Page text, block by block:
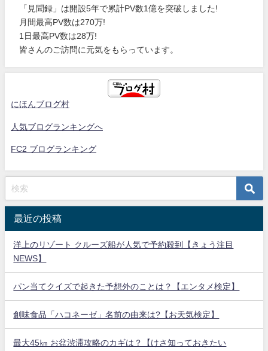
「見聞録」は開設5年で累計PV数1億を突破しました!
月間最高PV数は270万!
1日最高PV数は28万!
皆さんのご訪問に元気をもらっています。
にほんブログ村
人気ブログランキングへ
FC2 ブログランキング
最近の投稿
洋上のリゾート クルーズ船が人気で予約殺到【きょう注目
NEWS】
パン当てクイズで起きた予想外のことは？【エンタメ検定】
創味食品「ハコネーゼ」名前の由来は?【お天気検定】
最大45㎞ お盆渋滞攻略のカギは？【けさ知っておきたい